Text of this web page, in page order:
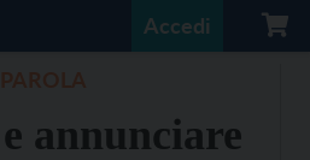
Accedi
annunciare